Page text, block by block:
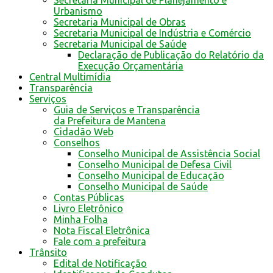
Urbanismo
Secretaria Municipal de Obras
Secretaria Municipal de Indústria e Comércio
Secretaria Municipal de Saúde
Declaração de Publicação do Relatório da
Execução Orçamentária
Central Multimídia
Transparência
Serviços
Guia de Serviços e Transparência
da Prefeitura de Mantena
Cidadão Web
Conselhos
Conselho Municipal de Assistência Social
Conselho Municipal de Defesa Civil
Conselho Municipal de Educação
Conselho Municipal de Saúde
Contas Públicas
Livro Eletrônico
Minha Folha
Nota Fiscal Eletrônica
Fale com a prefeitura
Trânsito
Edital de Notificação